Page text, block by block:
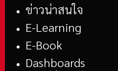
ข่าวน่าสนใจ
E-Learning
E-Book
Dashboards